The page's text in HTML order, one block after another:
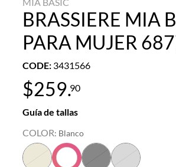
MIA BASIC
BRASSIERE MIA
PARA MUJER
CODE: 3431566
$259.90
Guía de tallas
COLOR: Blanco